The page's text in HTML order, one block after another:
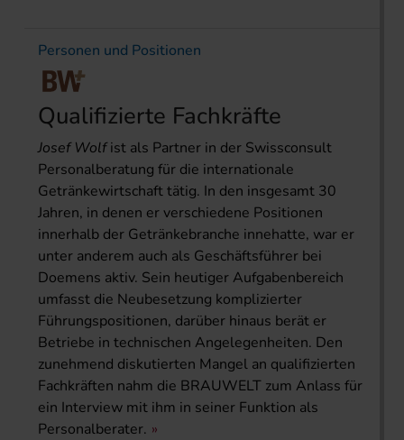
Personen und Positionen
Qualifizierte Fachkräfte
Josef Wolfist als Partner in der Swissconsult
Personalberatung für die internationale
Getränkewirtschaft tätig. In den insgesamt 30
Jahren, in denen er verschiedene Positionen
innerhalb der Getränkebranche innehatte, war er
unter anderem auch als Geschäftsführer bei
Doemens aktiv. Sein heutiger Aufgabenbereich
umfasst die Neubesetzung komplizierter
Führungspositionen, darüber hinaus berät er
Betriebe in technischen Angelegenheiten. Den
zunehmend diskutierten Mangel an qualifizierten
Fachkräften nahm die BRAUWELT zum Anlass für
ein Interview mit ihm in seiner Funktion als
Personalberater.